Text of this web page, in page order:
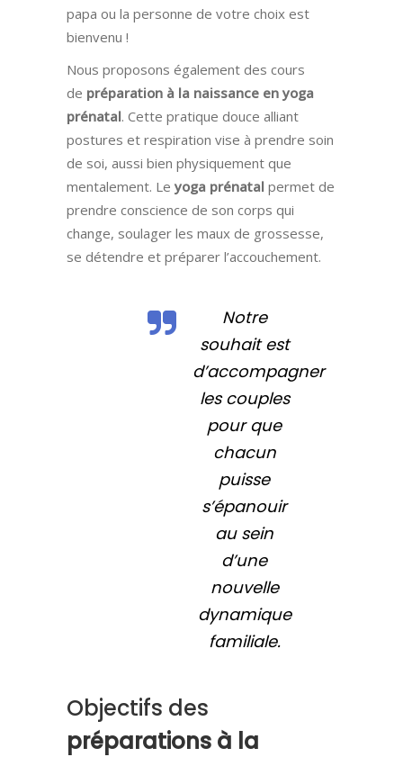
papa ou la personne de votre choix est
bienvenu !
Nous proposons également des cours
de préparation à la naissance en yoga
prénatal. Cette pratique douce alliant
postures et respiration vise à prendre soin
de soi, aussi bien physiquement que
mentalement. Le yoga prénatal permet de
prendre conscience de son corps qui
change, soulager les maux de grossesse,
se détendre et préparer l’accouchement.
Notre
souhait est
d’accompagner
les couples
pour que
chacun
puisse
s’épanouir
au sein
d’une
nouvelle
dynamique
familiale.
Objectifs des
préparations à la